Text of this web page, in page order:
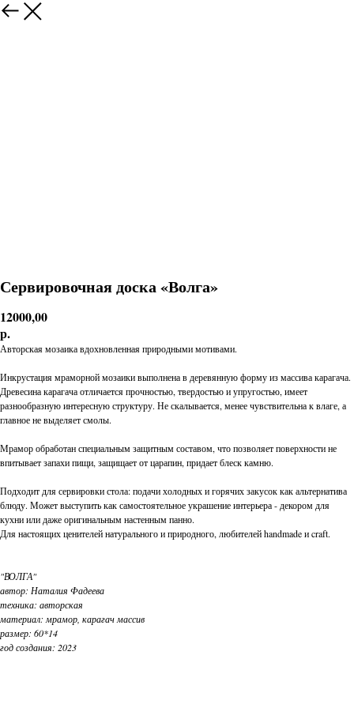
Сервировочная доска «Волга»
12000,00
р.
Авторская мозаика вдохновленная природными мотивами.
Инкрустация мраморной мозаики выполнена в деревянную форму из массива карагача.
Древесина карагача отличается прочностью, твердостью и упругостью, имеет
разнообразную интересную структуру. Не скалывается, менее чувствительна к влаге, а
главное не выделяет смолы.
Мрамор обработан специальным защитным составом, что позволяет поверхности не
впитывает запахи пищи, защищает от царапин, придает блеск камню.
Подходит для сервировки стола: подачи холодных и горячих закусок как альтернатива
блюду. Может выступить как самостоятельное украшение интерьера - декором для
кухни или даже оригинальным настенным панно.
Для настоящих ценителей натурального и природного, любителей handmade и craft.
"ВОЛГА"
автор: Наталия Фадеева
техника: авторская
материал: мрамор, карагач массив
размер: 60*14
год создания: 2023